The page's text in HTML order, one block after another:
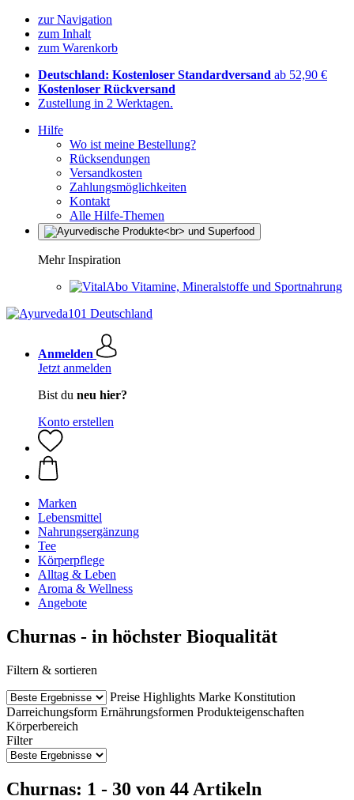
zur Navigation
zum Inhalt
zum Warenkorb
Deutschland: Kostenloser Standardversand ab 52,90 €
Kostenloser Rückversand
Zustellung in 2 Werktagen.
Hilfe
Wo ist meine Bestellung?
Rücksendungen
Versandkosten
Zahlungsmöglichkeiten
Kontakt
Alle Hilfe-Themen
Mehr Inspiration
Vitamine, Mineralstoffe und Sportnahrung
Anmelden
Jetzt anmelden
Bist du neu hier?
Konto erstellen
Marken
Lebensmittel
Nahrungsergänzung
Tee
Körperpflege
Alltag & Leben
Aroma & Wellness
Angebote
Churnas - in höchster Bioqualität
Filtern & sortieren
Preise Highlights Marke Konstitution
Darreichungsform Ernährungsformen Produkteigenschaften
Körperbereich
Filter
Churnas: 1 - 30 von 44 Artikeln